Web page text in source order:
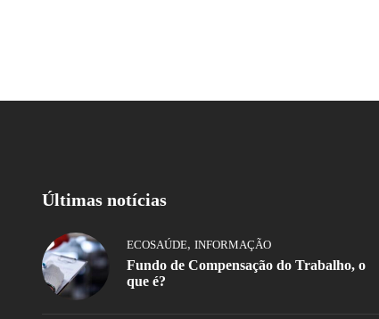
Últimas notícias
ECOSAÚDE, INFORMAÇÃO
Fundo de Compensação do Trabalho, o
que é?